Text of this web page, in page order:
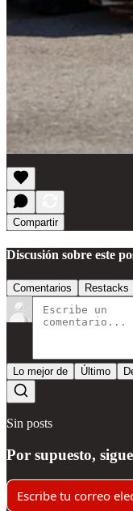
Compartir
Discusión sobre este
Comentarios Restacks
Lo mejor de Último
Sin posts
Por supuesto,